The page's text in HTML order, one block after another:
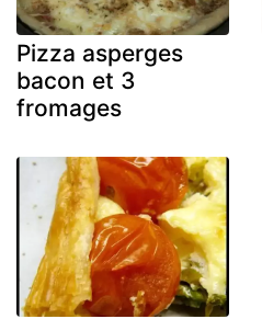
Pizza asperges
bacon et 3
fromages